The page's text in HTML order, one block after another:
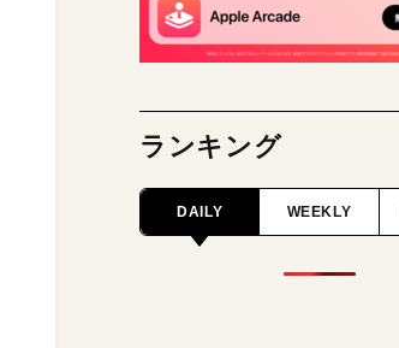
ランキング
DAILY WEEKLY